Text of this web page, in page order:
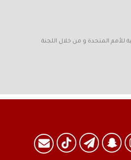
في المفوضية السامية للأمم المتحدة و من خلال اللجنة
انستقرام
سنابتيلقرامTikTokالبريد